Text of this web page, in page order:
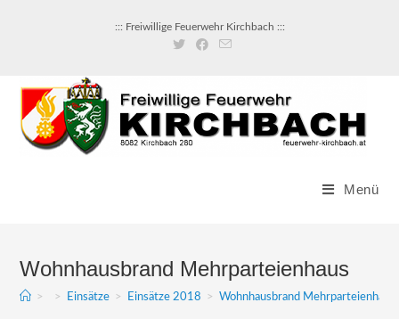
::: Freiwillige Feuerwehr Kirchbach :::
Menü
Wohnhausbrand Mehrparteienhaus
> > Einsätze > Einsätze 2018 > Wohnhausbrand Mehrparteienhaus